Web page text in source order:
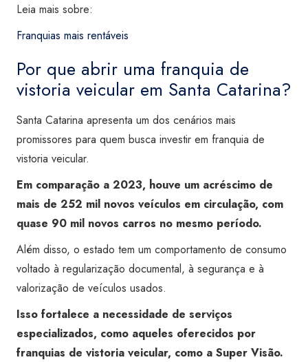
Leia mais sobre:
Franquias mais rentáveis
Por que abrir uma franquia de
vistoria veicular em Santa Catarina?
Santa Catarina apresenta um dos cenários mais
promissores para quem busca investir em franquia de
vistoria veicular.
Em comparação a 2023, houve um acréscimo de
mais de 252 mil novos veículos em circulação, com
quase 90 mil novos carros no mesmo período.
Além disso, o estado tem um comportamento de consumo
voltado à regularização documental, à segurança e à
valorização de veículos usados.
Isso fortalece a necessidade de serviços
especializados, como aqueles oferecidos por
franquias de vistoria veicular, como a Super Visão.